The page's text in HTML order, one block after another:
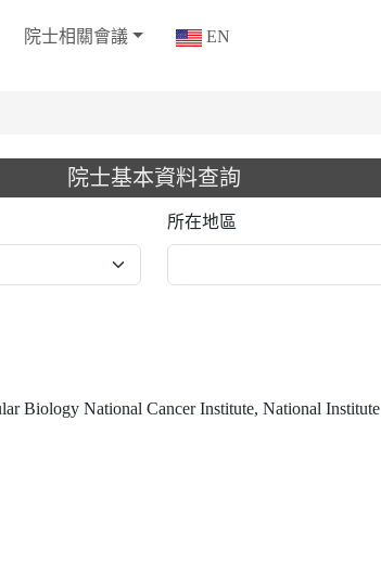
院士相關會議 EN
院士基本資料查詢
所在地區
Institute, National Institutes of Health, and NIH Distinguished Investigator